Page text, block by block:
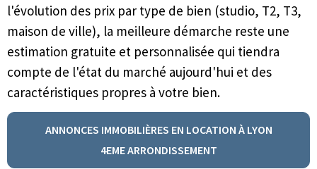
l'évolution des prix par type de bien (studio, T2, T3,
maison de ville), la meilleure démarche reste une
estimation gratuite et personnalisée qui tiendra
compte de l'état du marché aujourd'hui et des
caractéristiques propres à votre bien.
ANNONCES IMMOBILIÈRES EN LOCATION À LYON
4EME ARRONDISSEMENT